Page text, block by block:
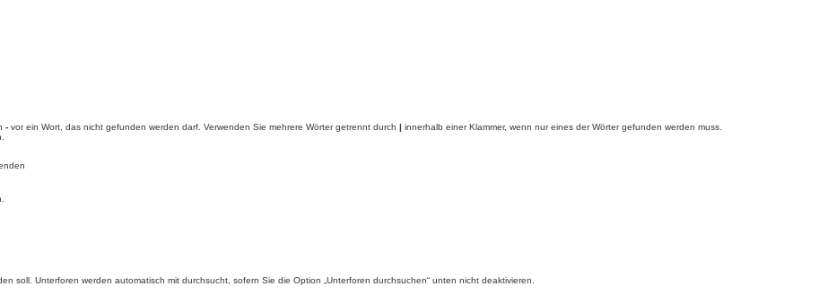
- vor ein Wort, das nicht gefunden werden darf. Verwenden Sie mehrere Wörter getrennt durch | innerhalb einer Klammer, wenn nur eines der Wörter gefunden werden muss.
soll. Unterforen werden automatisch mit durchsucht, sofern Sie die Option „Unterforen durchsuchen“ unten nicht deaktivieren.